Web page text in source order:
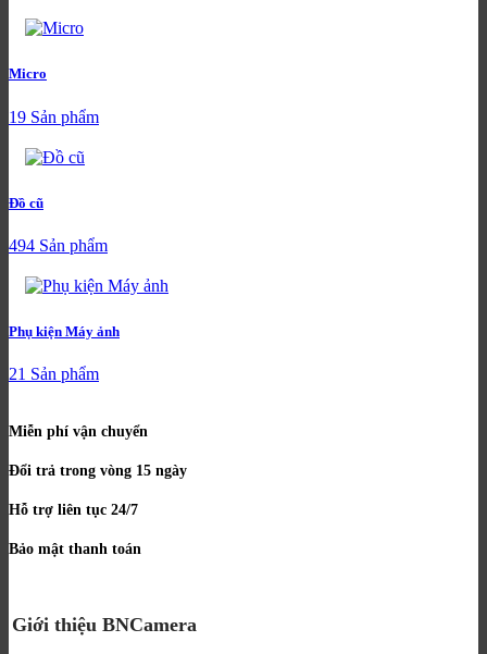
Micro
19 Sản phẩm
Đồ cũ
494 Sản phẩm
Phụ kiện Máy ảnh
21 Sản phẩm
Miễn phí vận chuyển
Đổi trả trong vòng 15 ngày
Hỗ trợ liên tục 24/7
Bảo mật thanh toán
Giới thiệu BNCamera